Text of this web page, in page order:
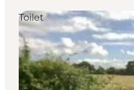
Aktiviteter
Overnatting
Planlegg reisen
Toilet